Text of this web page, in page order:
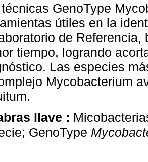
GenoType
útiles en la
de
tiempo, logrando
Las especies
Mycobacterium
llave :
GenoType